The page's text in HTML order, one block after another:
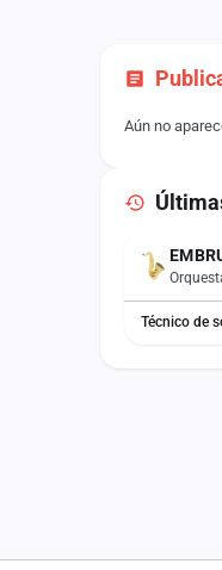
Aún no
ACTUAL
Técnico de